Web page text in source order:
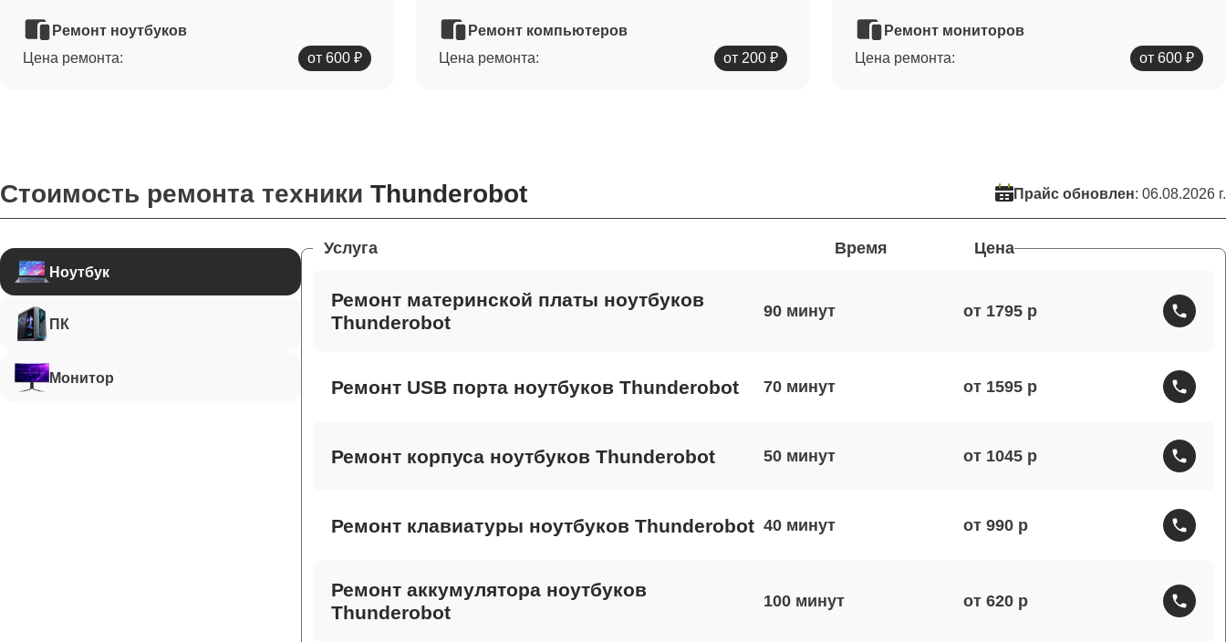
Ремонт ноутбуков
Цена ремонта:
от 600 ₽
Ремонт компьютеров
Цена ремонта:
от 200 ₽
Ремонт мониторов
Цена ремонта:
от 600 ₽
Стоимость ремонта техники Thunderobot Прайс обновлен: 06.08.2026 г.
Ноутбук
ПК
Монитор
Услуга Время Цена
Ремонт материнской платы ноутбуков
Thunderobot
90 от 1795
Ремонт USB порта ноутбуков Thunderobot 70 от 1595
Ремонт корпуса ноутбуков Thunderobot 50 от 1045
Ремонт клавиатуры ноутбуков Thunderobot 40 от 990
Ремонт аккумулятора ноутбуков
Thunderobot
100 от 620